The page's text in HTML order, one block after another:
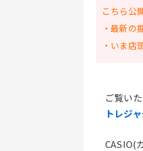
こちら公
・最新の
・いま店
ご覧い
トレジ
CASIO(